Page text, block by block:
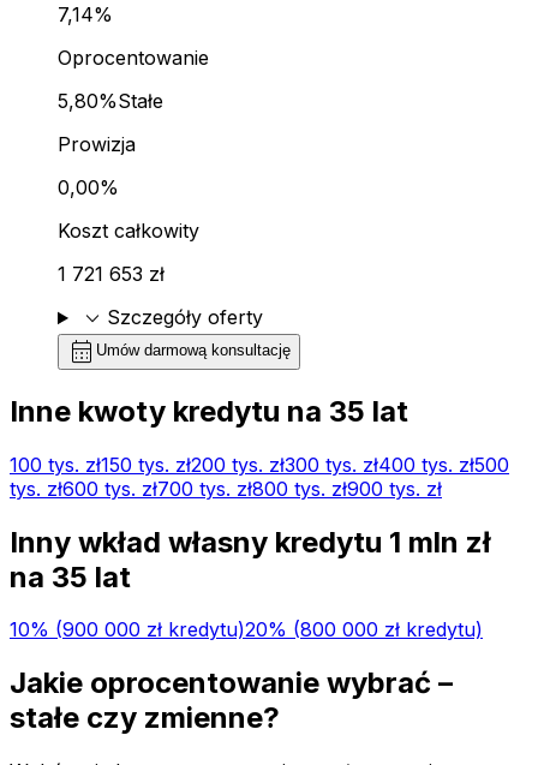
7,14%
Oprocentowanie
5,80%Stałe
Prowizja
0,00%
Koszt całkowity
1 721 653 zł
expand_more Szczegóły oferty
calendar_month Umów darmową konsultację
Inne kwoty kredytu na 35 lat
100 tys. zł150 tys. zł200 tys. zł300 tys. zł400 tys. zł500
tys. zł600 tys. zł700 tys. zł800 tys. zł900 tys. zł
Inny wkład własny kredytu 1 mln zł
na 35 lat
10% (900 000 zł kredytu)20% (800 000 zł kredytu)
Jakie oprocentowanie wybrać –
stałe czy zmienne?